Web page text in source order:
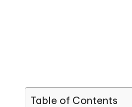
Table of Contents